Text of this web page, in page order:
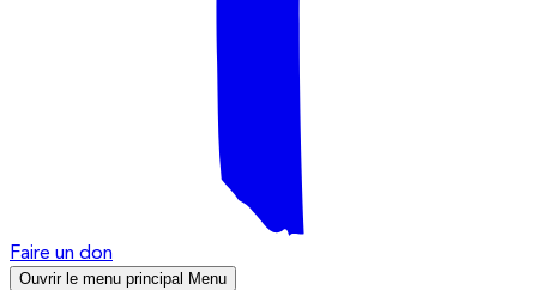
Faire un don
Ouvrir le menu principal Menu